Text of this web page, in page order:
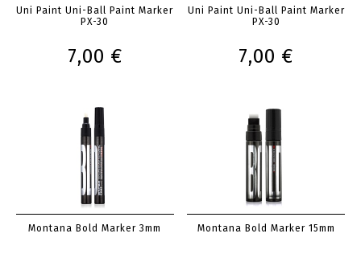
Uni Paint Uni-Ball Paint Marker
PX-30
7,00 €
Uni Paint Uni-Ball Paint Marker
PX-30
7,00 €
Montana Bold Marker 3mm Montana Bold Marker 15mm